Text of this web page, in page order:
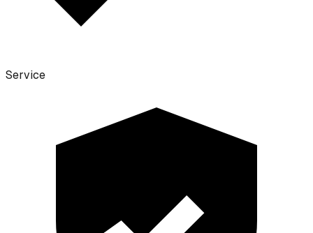
Service